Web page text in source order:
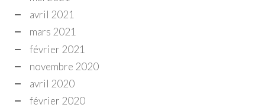
avril 2021
mars 2021
février 2021
novembre 2020
avril 2020
février 2020